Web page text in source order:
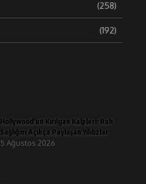
(258)
(192)
Hollywood’un Kırılgan Kalpleri: Ruh
Sağlığını Açıkça Paylaşan Yıldızlar
5 Ağustos 2026